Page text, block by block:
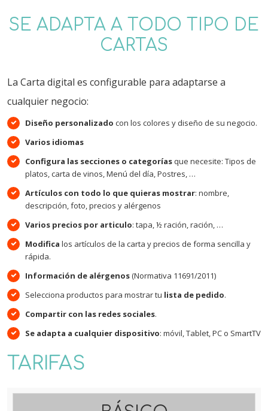
SE ADAPTA A TODO TIPO DE
CARTAS
La Carta digital es configurable para adaptarse a
cualquier negocio:
Diseño personalizado con los colores y diseño de su negocio.
Varios idiomas
Configura las secciones o categoríasque necesite: Tipos de
platos, carta de vinos, Menú del día, Postres, …
Artículos con todo lo que quieras mostrar: nombre,
descripción, foto, precios y alérgenos
Varios precios por articulo: tapa, ½ ración, ración, …
Modifica los artículos de la carta y precios de forma sencilla y
rápida.
Información de alérgenos(Normativa 11691/2011)
Selecciona productos para mostrar tu lista de pedido.
Compartir con las redes sociales.
Se adapta a cualquier dispositivo: móvil, Tablet, PC o SmartTV
TARIFAS